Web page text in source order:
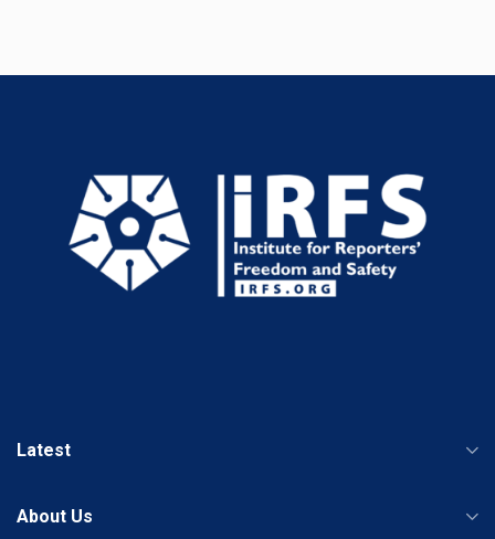
Latest
About Us